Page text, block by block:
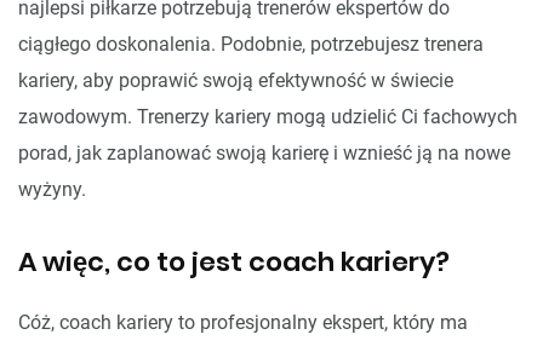
najlepsi piłkarze potrzebują trenerów ekspertów do
ciągłego doskonalenia. Podobnie, potrzebujesz trenera
kariery, aby poprawić swoją efektywność w świecie
zawodowym. Trenerzy kariery mogą udzielić Ci fachowych
porad, jak zaplanować swoją karierę i wznieść ją na nowe
wyżyny.
A więc, co to jest coach kariery?
Cóż, coach kariery to profesjonalny ekspert, który ma